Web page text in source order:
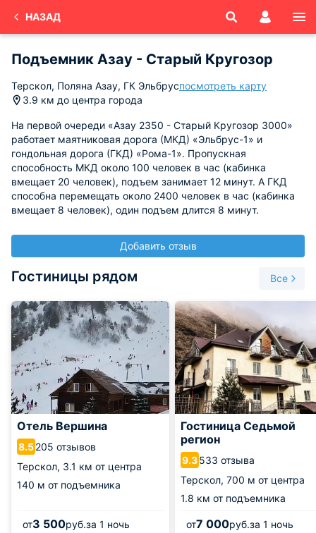
НАЗАД
Подъемник Азау - Старый Кругозор
Терскол, Поляна Азау, ГК Эльбруспосмотреть карту
3.9 км до центра города
На первой очереди «Азау 2350 - Старый Кругозор 3000»
работает маятниковая дорога (МКД) «Эльбрус-1» и
гондольная дорога (ГКД) «Рома-1». Пропускная
способность МКД около 100 человек в час (кабинка
вмещает 20 человек), подъем занимает 12 минут. А ГКД
способна перемещать около 2400 человек в час (кабинка
вмещает 8 человек), один подъем длится 8 минут.
Добавить отзыв
Гостиницы рядом Все
Отель Вершина
8.5205 отзывов
Терскол, 3.1 км от центра
140 м от подъемника
от3 500руб.за 1 ночь
Гостиница Седьмой
регион
9.3533 отзыва
Терскол, 700 м от центра
1.8 км от подъемника
от7 000руб.за 1 ночь